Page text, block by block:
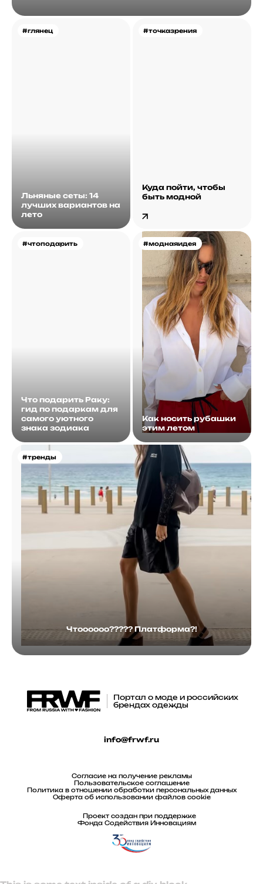
#глянец
Льняные сеты: 14
лучших вариантов на
лето
#точказрения
Куда пойти, чтобы
быть модной
#чтоподарить
Что подарить Раку:
гид по подаркам для
самого уютного
знака зодиака
#моднаяидея
Как носить рубашки
этим летом
#тренды
Чтоооооо????? Платформа?!
Портал о моде и российских
брендах одежды
info@frwf.ru
Согласие на получение рекламы
Пользовательское соглашение
Политика в отношении обработки персональных данных
Оферта об использовании файлов cookie
Проект создан при поддержке
Фонда Содействия Инновациям